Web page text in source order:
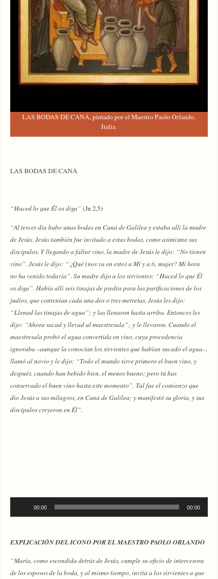
LAS BODAS DE CANÁ, pintado por el Maestro Paolo Orlando.
Italia.
LAS BODAS DE CANÁ
“Haced lo que Él os diga” (Jn 2,5)
“Al tercer día hubo unas bodas en Caná de Galilea y estaba allí la madre
de Jesús. Jesús también fue invitado a estas bodas, como asimismo sus
discípulos. Y llegando a faltar vino, la madre de Jesús le dijo: “No tienen
vino”. Jesús le dijo: “¿Qué (nos va en esto) a Mí y a ti, mujer? Mi hora
no ha venido todavía”. Su madre dijo a los sirvientes: “Haced lo que Él
os diga”. Había allí seis tinajas de piedra para las purificaciones de los
judíos, que contenían cada una dos o tres metretas. Jesús les dijo:
“Llenad las tinajas de agua”; y las llenaron hasta arriba. Entonces les
dijo: “Ahora sacad y llevad al maestresala”; y le llevaron. Cuando el
maestresala probó el agua convertida en vino, cuya procedencia
ignoraba –aunque la conocían los sirvientes que habían sacado el agua–,
llamó al novio y le dijo: “Todo el mundo sirve primero el buen vino, y
después, cuando han bebido bien, el menos bueno; pero tú has
conservado el buen vino hasta este momento”. Tal fue el comienzo que
dio Jesús a sus milagros, en Caná de Galilea; y manifestó su gloria, y sus
discípulos creyeron en Él”.
de
00:00 00:00
EXPLICACIÓN DEL ICONO POR EL MAESTRO PAOLO ORLANDO
“María, como escondida detrás de Jesús, cumple su oficio de intercesora
de los esposos de la boda, y al mismo tiempo, invita a los sirvientes a que